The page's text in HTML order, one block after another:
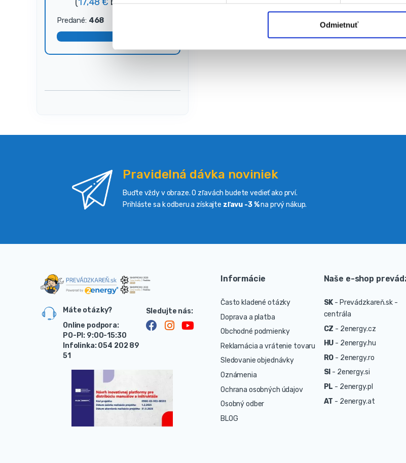
r
l
Odmietnuť
Predané: 468
Pravidelná dávka noviniek
Buďte vždy v obraze. O zľavách budete vedieť ako prví.
Prihláste sa k odberu a získajte zľavu -3 %na prvý nákup.
Máte otázky?
Online podpora:
PO-PI: 9:00-15:30
Infolinka: 054 202 89
51
Informácie
Často kladené otázky
Doprava a platba
Obchodné podmienky
Reklamácia a vrátenie tovaru
Sledovanie objednávky
Oznámenia
Ochrana osobných údajov
Osobný odber
BLOG
Naše e-shop
SK - Prevádzkareň.sk -
centrála
CZ - 2energy.cz
HU - 2energy.hu
RO - 2energy.ro
SI - 2energy.si
PL - 2energy.pl
AT - 2energy.at